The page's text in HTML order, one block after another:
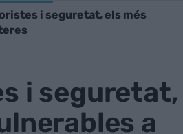
i seguretat, els més
i seguretat,
a